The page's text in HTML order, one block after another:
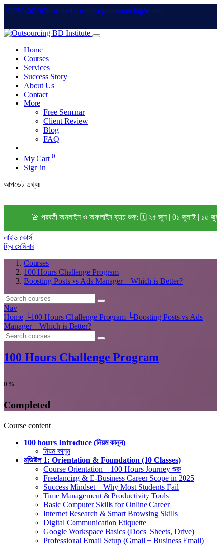
01950-96220701828-015102info@outsourcingbd.net
Home
Courses
Services
Success Story
About Us
Contact
More
Free Seminar
Client Review
Blog
FAQ
My Cart 0
Sign in
আপডেট তথ্যঃ
🚨 পরবর্তী অনলাইন ও অফলাইন ব্যাচ শুরু: 🗓️ ২৫ জুন | 0১ জুলাই | ১৫ জুলাই
লাইভ কোর্স
ফ্রি সেমিনার
Courses
100 Hours Challenge Program
Boosting Posts vs Ads Manager – Which is Better?
Nav
Home └100 Hours Challenge Program └Boosting Posts vs Ads
Manager – Which is Better?
100 Hours Challenge Program
0 %
Completed
Course content
100 hours Introduce (নিয়ম কানুন)
নিয়ম কানুন
মডিউল 1: Orientation & Foundation (10 Classes)
Course Orientation – 100 Hours Journey শুরু
Freelancing & E-Business Career Scope in 2025
Success Mindset – Why Most Students Fail
Time Management & Productivity Tools
Basic Computer Skills for Online Career
Internet Research & Smart Browsing Skills
Digital Communication Etiquette
Google Workspace Basics (Docs, Sheets, Drive)
Professional Email Setup (Gmail + Business Email)